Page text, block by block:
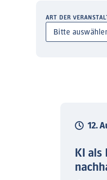
ART DER
12.
KI